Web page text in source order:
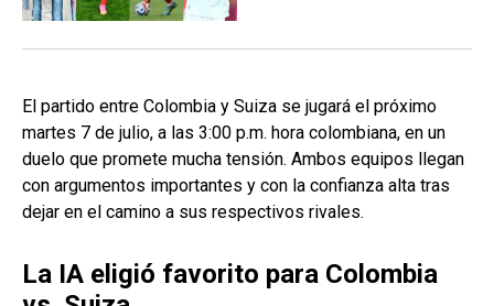
El partido entre Colombia y Suiza se jugará el próximo
martes 7 de julio, a las 3:00 p.m. hora colombiana, en un
duelo que promete mucha tensión. Ambos equipos llegan
con argumentos importantes y con la confianza alta tras
dejar en el camino a sus respectivos rivales.
La IA eligió favorito para Colombia